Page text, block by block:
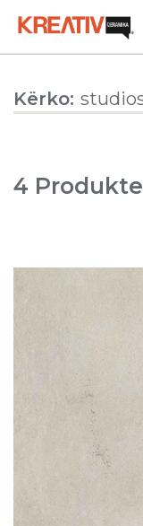
for:Kërko:
4 Produkte